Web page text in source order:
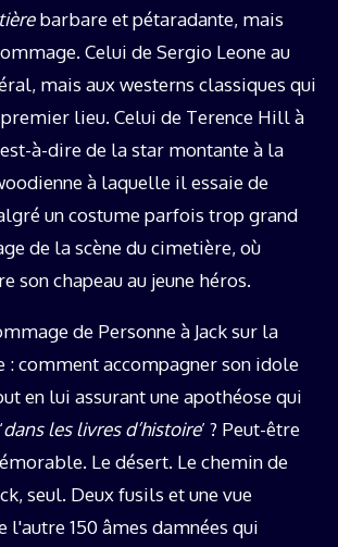
barbare et pétaradante, mais
Celui de Sergio Leone au
mais aux westerns classiques qui
lieu. Celui de Terence Hill à
à-dire de la star montante à la
à laquelle il essaie de
un costume parfois trop grand
de la scène du cimetière, où
son chapeau au jeune héros.
de Personne à Jack sur la
comment accompagner son idole
en lui assurant une apothéose qui
dans les livres d’histoire’ ? Peut-être
Le désert. Le chemin de
seul. Deux fusils et une vue
l'autre 150 âmes damnées qui